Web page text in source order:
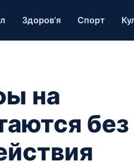
Здоров’я Спорт
на
без